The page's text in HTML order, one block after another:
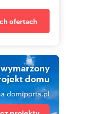
ofertach
domu
domiporta.pl